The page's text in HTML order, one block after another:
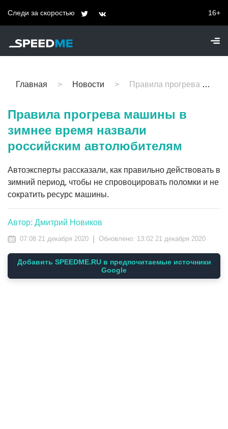
Следи за скоростью 16+
Главная Новости Правила прогрева машины в зимнее время назвали российским автолюбителям
Правила прогрева машины в
зимнее время назвали
российским автолюбителям
Автоэксперты рассказали, как правильно действовать в
зимний период, чтобы не спровоцировать поломки и не
сократить ресурс машины.
Автор: Дмитрий Новиков
07:08 21 декабря 2020 Обновлено: 13:02 21 декабря 2020
Добавить SPEEDME.RU в предпочитаемые источники
Google